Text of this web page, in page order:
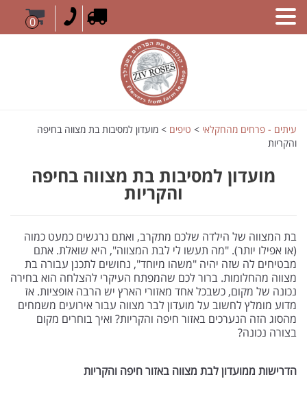
0
עיתים - פרחים מהחקלאי > טיפים > מועדון למסיבות בת מצווה בחיפה
והקריות
מועדון למסיבות בת מצווה בחיפה
והקריות
בת המצווה של הילדה שלכם מתקרב, ואתם נרגשים כמעט כמוה
(או אפילו יותר). "מה תעשו לי לבת המצווה", היא שואלת. אתם
מבטיחים לה שזה יהיה "משהו מיוחד", נחושים לתכנן עבורה בת
מצווה מהחלומות. ברור לכם שהמפתח העיקרי להצלחה הוא בחירה
נכונה של מקום, כשבכל אחד מאזורי הארץ יש הרבה אופציות. אז
מדוע מומלץ לחשוב על מועדון לבר מצווה עבור אירועים משמחים
מהסוג הזה הנערכים באזור חיפה והקריות? ואיך בוחרים מקום
בצורה נכונה?
הדרישות ממועדון לבת מצווה באזור חיפה והקריות